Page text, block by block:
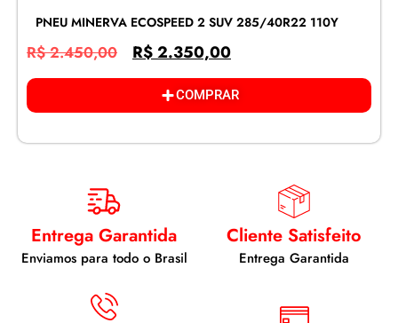
PNEU MINERVA ECOSPEED 2 SUV 285/40R22 110Y
R$2.450,00 R$2.350,00
COMPRAR
Entrega Garantida
Enviamos para todo o Brasil
Cliente Satisfeito
Entrega Garantida